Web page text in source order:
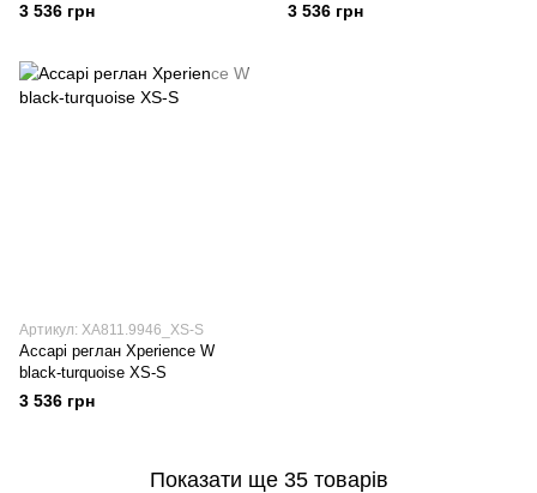
3 536 грн 3 536 грн
Артикул: XA811.9946_XS-S
Accapi реглан Xperience W
black-turquoise XS-S
3 536 грн
Показати ще 35 товарів